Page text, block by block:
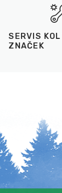
SERVIS KOL
ZNAČEK